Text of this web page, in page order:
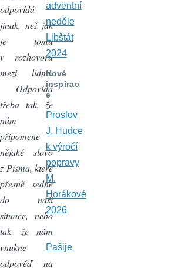
odpovídá
jinak, než jak
je tomu
v rozhovoru
mezi lidmi.
Odpovídá
třeba tak, že
nám
připomene
nějaké slovo
z Písma, které
přesně sedne
do naší
situace, nebo
tak, že nám
vnukne
odpověď na
adventní
neděle
Libštát
2024
Nové
inspirac
e
Proslov
J. Hudce
k výročí
popravy
M.
Horákové
2026
Pašije